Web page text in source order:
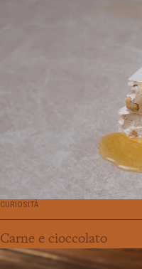
CURIOSITÀ
Carne e cioccolato